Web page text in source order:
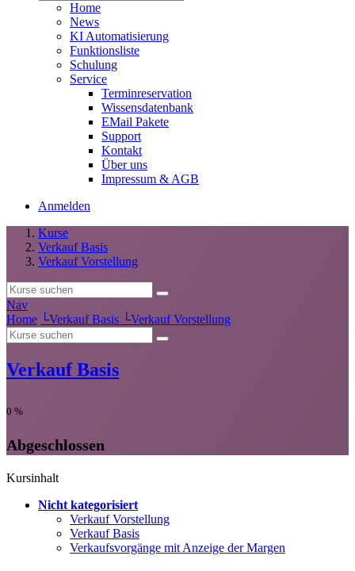
Home
News
KI Automatisierung
Funktionsliste
Schulung
Service
Terminreservation
Wissensdatenbank
EMail Pakete
Support
Kontakt
Über uns
Impressum & AGB
Anmelden
Kurse
Verkauf Basis
Verkauf Vorstellung
Nav
Home └Verkauf Basis └Verkauf Vorstellung
Verkauf Basis
0 %
Abgeschlossen
Kursinhalt
Nicht kategorisiert
Verkauf Vorstellung
Verkauf Basis
Verkaufsvorgänge mit Anzeige der Margen